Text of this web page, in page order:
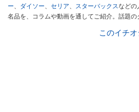
ー、 ダイソー、 セリア、 スターバックスなどの
名品を、コラムや動画を通してご紹介。話題の
インフルエンサーが実際に使用してレビュー
このイチ